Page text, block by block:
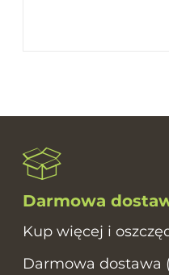
Darmowa
Kup więcej i
Darmowa dostawa